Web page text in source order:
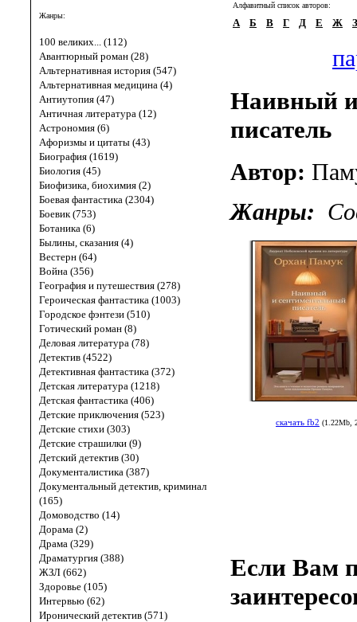
Жанры:
100 великих... (112)
Авантюрный роман (28)
Альтернативная история (547)
Альтернативная медицина (4)
Антиутопия (47)
Античная литература (12)
Астрономия (6)
Афоризмы и цитаты (43)
Биография (1619)
Биология (45)
Биофизика, биохимия (2)
Боевая фантастика (2304)
Боевик (753)
Ботаника (6)
Былины, сказания (4)
Вестерн (64)
Война (356)
География и путешествия (278)
Героическая фантастика (1003)
Городское фэнтези (510)
Готический роман (8)
Деловая литература (78)
Детектив (4522)
Детективная фантастика (372)
Детская литература (1218)
Детская фантастика (406)
Детские приключения (523)
Детские стихи (303)
Детские страшилки (9)
Детский детектив (30)
Документалистика (387)
Документальный детектив, криминал
(165)
Домоводство (14)
Дорама (2)
Драма (329)
Драматургия (388)
ЖЗЛ (662)
Здоровье (105)
Интервью (62)
Иронический детектив (571)
Алфавитный список авторов:
А Б В Г Д Е Ж З
Наивный
писатель
Автор:
Жанры:
скачать fb2 (1.22Mb,
Если Вам